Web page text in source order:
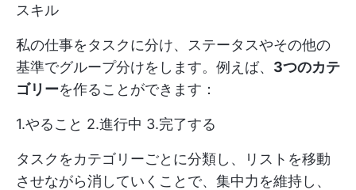
スキル
私の仕事をタスクに分け、ステータスやその他の
基準でグループ分けをします。例えば、 3つのカテ
ゴリーを作ることができます：
1.やること 2.進行中 3.完了する
タスクをカテゴリーごとに分類し、リストを移動
させながら消していくことで、集中力を維持し、